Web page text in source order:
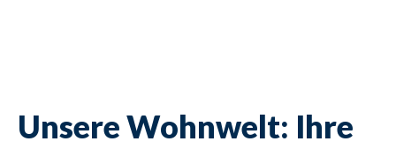
Unsere Wohnwelt: Ihre